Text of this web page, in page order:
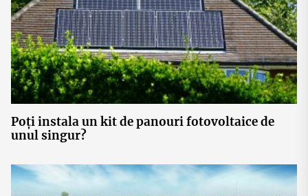
Poți instala un kit de panouri fotovoltaice de
unul singur?